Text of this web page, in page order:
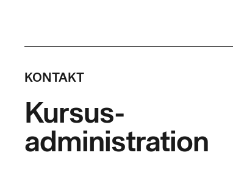
KONTAKT
Kursus-
administration